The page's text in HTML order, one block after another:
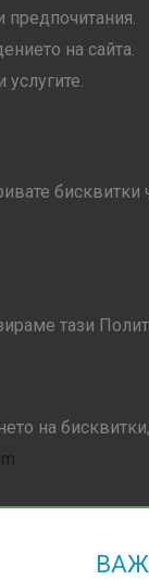
на сайта.
тази
на